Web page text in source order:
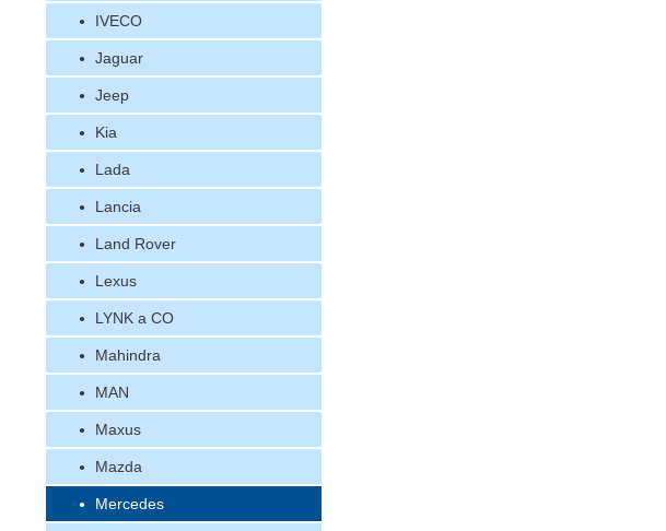
IVECO
Jaguar
Jeep
Kia
Lada
Lancia
Land Rover
Lexus
LYNK a CO
Mahindra
MAN
Maxus
Mazda
Mercedes